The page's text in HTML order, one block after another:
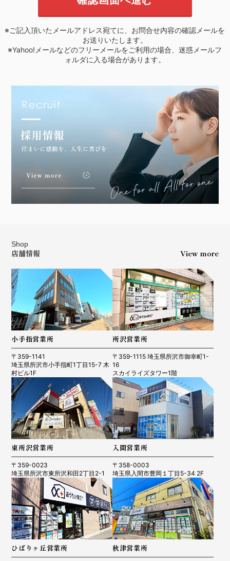
※ご記入頂いたメールアドレス宛てに、お問合せ内容の確認メールを
お送りいたします。
※Yahoo!メールなどのフリーメールをご利用の場合、迷惑メールフ
ォルダに入る場合があります。
Shop
店舗情報 View more
小手指営業所
〒359-1141
埼玉県所沢市小手指町1丁目15-7 木
村ビル1F
所沢営業所
〒359-1115 埼玉県所沢市御幸町1-
16
スカイライズタワー1階
東所沢営業所
〒359-0023
埼玉県所沢市東所沢和田2丁目2-1
入間営業所
〒358-0003
埼玉県入間市豊岡１丁目5-34 2F
ひばりヶ丘営業所 秋津営業所